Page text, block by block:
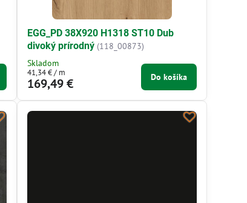
EGG_PD 38X920 H1318 ST10 Dub
divoký prírodný (118_00873)
Skladom
169,49 €
41,34 €/ m Do košíka